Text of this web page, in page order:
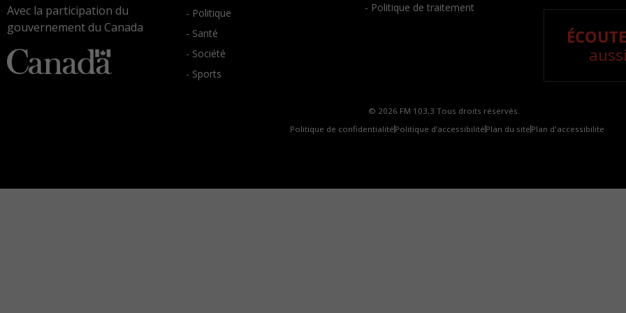
Avec la participation du
gouvernement du Canada
- Politique
- Santé
- Société
- Sports
- Politique de traitement
© 2026 FM 103,3 Tous droits réservés.
Politique de confidentialité Politique d’accessibilité Plan du site Plan d'accessibilite